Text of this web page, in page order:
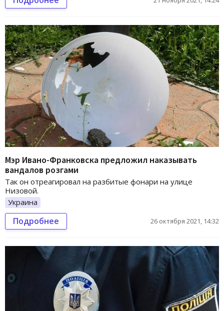
Мэр Ивано-Франковска предложил наказывать
вандалов розгами
Так он отреагировал на разбитые фонари на улице
Низовой.
Украина
Подробнее 26 октября 2021, 14:32